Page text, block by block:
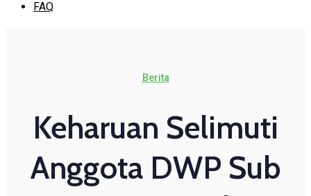
FAQ
Berita
Keharuan Selimuti
Anggota DWP Sub